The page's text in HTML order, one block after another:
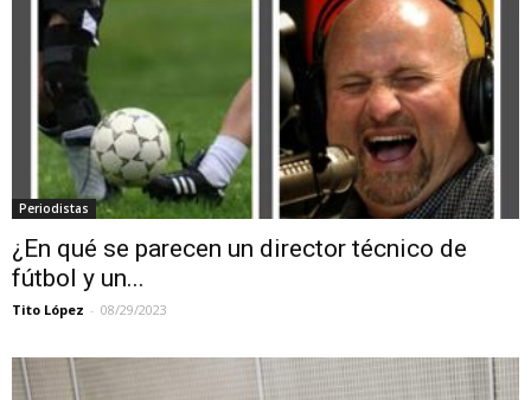
Periodistas
¿En qué se parecen un director técnico de
fútbol y un...
Tito López - 08/29/2023